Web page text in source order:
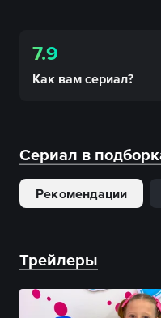
7.9
Как вам сериал?
Сериал в
Рекомендации
Трейлеры